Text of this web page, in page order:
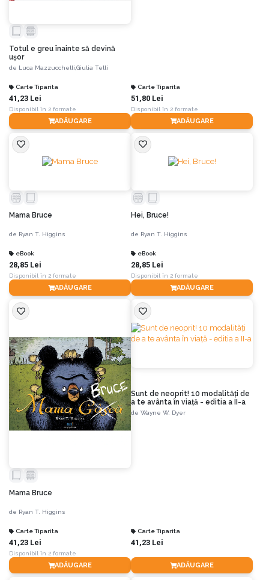
Totul e greu înainte să devină
ușor
de Luca Mazzucchelli, Giulia Telli
Carte Tiparita
41,23 Lei
Disponibil în 2 formate
ADĂUGARE
Carte Tiparita
51,80 Lei
Disponibil în 2 formate
ADĂUGARE
Mama Bruce
de Ryan T. Higgins
eBook
28,85 Lei
Disponibil în 2 formate
ADĂUGARE
Hei, Bruce!
de Ryan T. Higgins
eBook
28,85 Lei
Disponibil în 2 formate
ADĂUGARE
Mama Bruce
de Ryan T. Higgins
Carte Tiparita
41,23 Lei
Disponibil în 2 formate
ADĂUGARE
Sunt de neoprit! 10 modalități de
a te avânta în viață - editia a II-a
de Wayne W. Dyer
Carte Tiparita
41,23 Lei
ADĂUGARE